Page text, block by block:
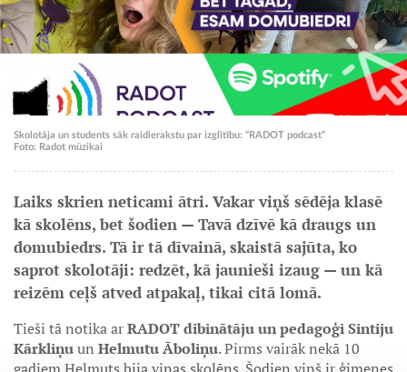
Skolotāja un students sāk raidierakstu par izglītību: “RADOT podcast”
Foto: Radot mūzikai
Laiks skrien neticami ātri. Vakar viņš sēdēja klasē
kā skolēns, bet šodien — Tavā dzīvē kā draugs un
domubiedrs. Tā ir tā dīvainā, skaistā sajūta, ko
saprot skolotāji: redzēt, kā jaunieši izaug — un kā
reizēm ceļš atved atpakaļ, tikai citā lomā.
Tieši tā notika arRADOT dibinātāju un pedagoģi Sintiju
Kārkliņuun Helmutu Āboliņu. Pirms vairāk nekā 10